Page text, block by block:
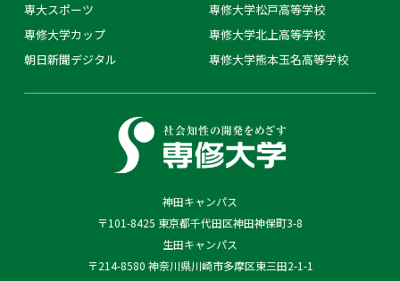
神田キャンパス
〒101-8425 東京都千代田区神田神保町3-8
生田キャンパス
〒214-8580 神奈川県川崎市多摩区東三田2-1-1
専大スポーツ
専修大学カップ
朝日新聞デジタル
専修大学松戸高等学校
専修大学北上高等学校
専修大学熊本玉名高等学校